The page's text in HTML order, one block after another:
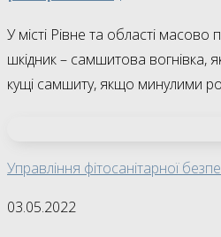
У місті Рівне та області
шкідник – самшитова вогнівка,
кущі самшиту, якщо минулими
Управління фітосанітарної
03.05.2022